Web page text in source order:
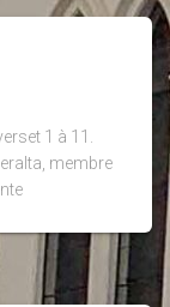
1 à 11.
membre